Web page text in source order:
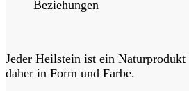
Beziehungen
Jeder Heilstein ist ein Naturprodukt
daher in Form und Farbe.